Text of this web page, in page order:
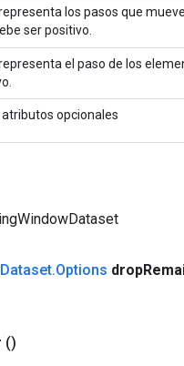
los pasos que
ser positivo.
el paso de los
atributos opcionales
Dataset.Options drop
()